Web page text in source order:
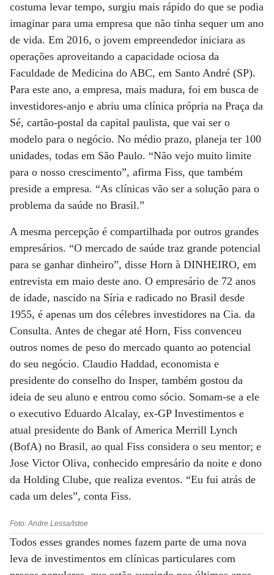
costuma levar tempo, surgiu mais rápido do que se podia
imaginar para uma empresa que não tinha sequer um ano
de vida. Em 2016, o jovem empreendedor iniciara as
operações aproveitando a capacidade ociosa da
Faculdade de Medicina do ABC, em Santo André (SP).
Para este ano, a empresa, mais madura, foi em busca de
investidores-anjo e abriu uma clínica própria na Praça da
Sé, cartão-postal da capital paulista, que vai ser o
modelo para o negócio. No médio prazo, planeja ter 100
unidades, todas em São Paulo. “Não vejo muito limite
para o nosso crescimento”, afirma Fiss, que também
preside a empresa. “As clínicas vão ser a solução para o
problema da saúde no Brasil.”
A mesma percepção é compartilhada por outros grandes
empresários. “O mercado de saúde traz grande potencial
para se ganhar dinheiro”, disse Horn à DINHEIRO, em
entrevista em maio deste ano. O empresário de 72 anos
de idade, nascido na Síria e radicado no Brasil desde
1955, é apenas um dos célebres investidores na Cia. da
Consulta. Antes de chegar até Horn, Fiss convenceu
outros nomes de peso do mercado quanto ao potencial
do seu negócio. Claudio Haddad, economista e
presidente do conselho do Insper, também gostou da
ideia de seu aluno e entrou como sócio. Somam-se a ele
o executivo Eduardo Alcalay, ex-GP Investimentos e
atual presidente do Bank of America Merrill Lynch
(BofA) no Brasil, ao qual Fiss considera o seu mentor; e
Jose Victor Oliva, conhecido empresário da noite e dono
da Holding Clube, que realiza eventos. “Eu fui atrás de
cada um deles”, conta Fiss.
Foto: Andre Lessa/Istoe
Todos esses grandes nomes fazem parte de uma nova
leva de investimentos em clínicas particulares com